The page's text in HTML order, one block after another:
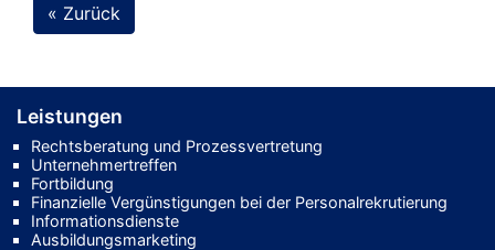
« Zurück
Leistungen
Rechtsberatung und Prozessvertretung
Unternehmertreffen
Fortbildung
Finanzielle Vergünstigungen bei der Personalrekrutierung
Informationsdienste
Ausbildungsmarketing